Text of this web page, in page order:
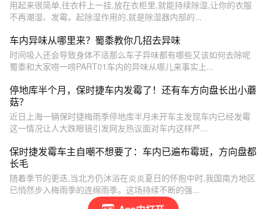
用起来很简单,往衣杆上一挂,放在衣柜里,就能持续除湿,让你的衣服
不再潮湿、发霉。起除湿作用的,就是除湿器内部的...
车内异味从哪里来？蜀黍教你几招去异味
时间吸入还会导致身体不适那么车子异味都有哪些又该如何去除呢
蜀黍和大家唠一唠PART01车内的异味从哪儿来事实上...
停地库半个月，保时捷车内发霉了！还有车方向盘长出小蘑
菇？
近日上海一辆保时捷梅雨季停地库半月未开车主发现车内已经发霉
这一情况让人大跌眼镜引发网友热议面对车内这样严...
保时捷发霉车主自嘲不想要了：车内已遍布霉斑，方向盘都
长毛
随着季节的更迭,当北方仍沐浴在炎炎夏日的怀抱中时,我国南方地区
已悄然步入梅雨季的连绵雨季。这场持续不断的强...